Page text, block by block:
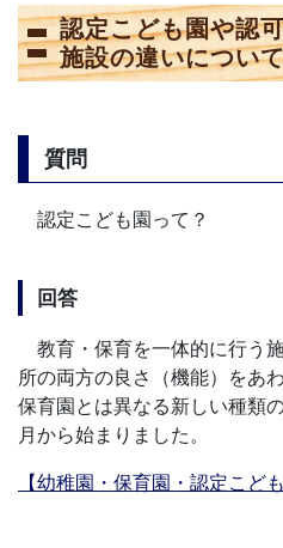
認定こども園や認
施設の違いについ
質問
認定こども園って？
回答
教育・保育を一体的に行う
所の両方の良さ（機能）をあ
保育園とは異なる新しい種類
月から始まりました。
【幼稚園・保育園・認定こど